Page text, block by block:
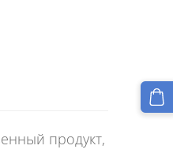
продукт,